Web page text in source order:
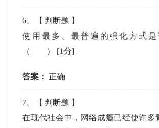
6 、【 判断题 】
使用最多、最普遍的强化方式是
（ ） [1分]
答案： 正确
7 、【 判断题 】
在现代社会中，网络成瘾已经使许多